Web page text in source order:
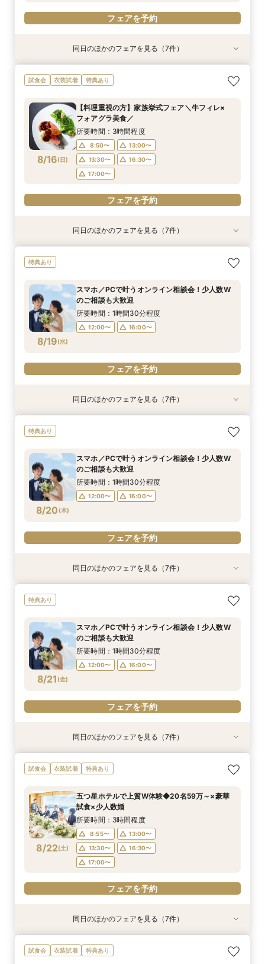
フェアを予約
衣装試着 特典あり
8/15(土)
【最大20万特典】海見えチャペル×五つ星ホテル
少人数Wフェア
8:50〜
13:00〜
13:30〜
16:30〜
17:00〜
フェアを予約
衣装試着 特典あり
8/15(土)
【必要なものだけ】ぴったり見つかるお得プラン
♪最大28万優待
9:00〜
13:00〜
13:30〜
16:30〜
17:00〜
フェアを予約
8/15(土)
スマホ・PCで叶うオンライン相談会！少人数W
のご相談も大歓迎
9:00〜
13:00〜
13:30〜
16:30〜
17:00〜
フェアを予約
衣装試着 特典あり
8/15(土)
絶景海見えチャペルで感動ウエディング☆会場見
学×見積り×試食
9:00〜
13:00〜
13:30〜
16:30〜
17:00〜
フェアを予約
衣装試着 特典あり
8/15(土)
挙式&ホテルスイートルーム会食10名35万円～♪
無料試食付
9:00〜
13:00〜
13:30〜
16:30〜
17:00〜
フェアを予約
衣装試着 特典あり
8/15(土)
【6名28万～】少人数×ブランドホテルでおもて
なしWが叶う
9:00〜
13:00〜
13:30〜
16:30〜
17:00〜
フェアを予約
衣装試着 特典あり
8/15(土)
【料理重視の方】家族挙式フェア＼牛フィレ×
フォアグラ美食／
8:50〜
13:00〜
13:30〜
16:30〜
17:00〜
フェアを予約
同日のほかのフェアを見る（7件）
試食会 衣装試着 特典あり
8/16(日)
【料理重視の方】家族挙式フェア＼牛フィレ×
フォアグラ美食／
所要時間：3時間程度
8:50〜
13:00〜
13:30〜
16:30〜
17:00〜
フェアを予約
衣装試着 特典あり
8/16(日 )
【最大20万特典】海見えチャペル×五つ星ホテル
8:50〜
13:00〜
13:30〜
16:30〜
17:00〜
衣装試着 特典あり
8/16(日 )
【必要なものだけ】ぴったり見つかるお得プラン
9:00〜
13:00〜
13:30〜
16:30〜
17:00〜
8/16(日 )
スマホ・PCで叶うオンライン相談会！少人数W
9:00〜
13:00〜
13:30〜
16:30〜
17:00〜
衣装試着 特典あり
8/16(日 )
絶景海見えチャペルで感動ウエディング☆会場見
9:00〜
13:00〜
13:30〜
16:30〜
17:00〜
衣装試着 特典あり
8/16(日 )
挙式&ホテルスイートルーム会食10名35万円～♪
9:00〜
13:00〜
13:30〜
16:30〜
17:00〜
衣装試着 特典あり
8/16(日 )
【6名28万～】少人数×ブランドホテルでおもて
9:00〜
13:00〜
13:30〜
16:30〜
17:00〜
衣装試着 特典あり
8/16(日 )
五つ星ホテルで上質W体験◆20名59万～×豪華
8:55〜
13:00〜
13:30〜
16:30〜
17:00〜
同日のほかのフェアを見る（7件）
特典あり
8/19(水)
スマホ／PCで叶うオンライン相談会！少人数W
のご相談も大歓迎
所要時間：1時間30分程度
12:00〜 16:00〜
フェアを予約
8/19(水 )
《オンライン相談会》スマホで参加OK◎見積り×
18:00〜 19:00〜
特典あり
8/19(水 )
【パパママ応援！】マタニティ婚＆パパ・ママ婚
12:00〜 16:00〜
8/19(水 )
【結婚式を迷っている方へ】10名35万～*まるわ
13:00〜
16:00〜
18:00〜
特典あり
8/19(水 )
【平日限定のお得な特典あり】家族婚×ブランド
12:00〜 16:00〜
特典あり
8/19(水 )
【必要なものだけ】ぴったり見つかるお得プラン
12:00〜 16:00〜
特典あり
8/19(水 )
挙式&ホテルスイートルーム会食10名35万円～♪
12:00〜 16:00〜
特典あり
8/19(水 )
【絶景チャペル】賢くブランドホテル結婚式相談
12:00〜 16:00〜
同日のほかのフェアを見る（7件）
特典あり
8/20 (木)
スマホ／PCで叶うオンライン相談会！少人数W
のご相談も大歓迎
所要時間：1時間30分程度
12:00〜 16:00〜
フェアを予約
8/20(木 )
《オンライン相談会》スマホで参加OK◎見積り×
18:00〜 19:00〜
特典あり
8/20(木 )
【パパママ応援！】マタニティ婚＆パパ・ママ婚
12:00〜 16:00〜
8/20(木 )
【結婚式を迷っている方へ】10名35万～*まるわ
13:00〜
16:00〜
18:00〜
特典あり
8/20(木 )
【平日限定のお得な特典あり】家族婚×ブランド
12:00〜 16:00〜
特典あり
8/20(木 )
【必要なものだけ】ぴったり見つかるお得プラン
12:00〜 16:00〜
特典あり
8/20(木 )
挙式&ホテルスイートルーム会食10名35万円～♪
12:00〜 16:00〜
特典あり
8/20(木 )
【絶景チャペル】賢くブランドホテル結婚式相談
12:00〜 16:00〜
同日のほかのフェアを見る（7件）
特典あり
8/21 (金)
スマホ／PCで叶うオンライン相談会！少人数W
のご相談も大歓迎
所要時間：1時間30分程度
12:00〜 16:00〜
フェアを予約
8/21(金)
《オンライン相談会》スマホで参加OK◎見積り×
特典付き
18:00〜
フェアを予約
特典あり
8/21(金)
【パパママ応援！】マタニティ婚＆パパ・ママ婚
相談会
12:00〜
フェアを予約
8/21(金)
【結婚式を迷っている方へ】10名35万～*まるわ
かり相談会
13:00〜
18:00〜
フェアを予約
特典あり
8/21(金)
【平日限定のお得な特典あり】家族婚×ブランド
ホテルご相談会★
12:00〜
フェアを予約
特典あり
8/21(金)
【必要なものだけ】ぴったり見つかるお得プラン
♪最大28万優待
12:00〜
フェアを予約
特典あり
8/21(金)
挙式&ホテルスイートルーム会食10名35万円～♪
平日特典あり
12:00〜
フェアを予約
特典あり
8/21(金)
【絶景チャペル】賢くブランドホテル結婚式相談
会！限定特典付
12:00〜
フェアを予約
同日のほかのフェアを見る（7件）
試食会 衣装試着 特典あり
8/22(土)
五つ星ホテルで上質W体験◆20名59万～×豪華
試食×少人数婚
所要時間：3時間程度
8:55〜
13:00〜
13:30〜
16:30〜
17:00〜
フェアを予約
衣装試着 特典あり
【最大20万特典】海見えチャペル×五つ星ホテル
少人数Wフェア
衣装試着 特典あり
【必要なものだけ】ぴったり見つかるお得プラン
♪最大28万優待
スマホ・PCで叶うオンライン相談会！少人数W
のご相談も大歓迎
衣装試着 特典あり
絶景海見えチャペルで感動ウエディング☆会場見
学×見積り×試食
衣装試着 特典あり
挙式&ホテルスイートルーム会食10名35万円～♪
無料試食付
衣装試着 特典あり
【6名28万～】少人数×ブランドホテルでおもて
なしWが叶う
衣装試着 特典あり
【料理重視の方】家族挙式フェア＼牛フィレ×
フォアグラ美食／
同日のほかのフェアを見る（7件）
試食会 衣装試着 特典あり